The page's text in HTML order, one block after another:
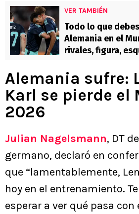
VER TAMBIÉN
Todo lo que
Alemania en el
rivales, figura,
Alemania sufre:
Karl se pierde el
2026
Julian Nagelsmann, DT
germano, declaró en
que “lamentablemente,
hoy en el entrenamiento.
esperar a ver qué pasa con